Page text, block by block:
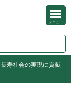
メニュー
寿社会の実現に貢献